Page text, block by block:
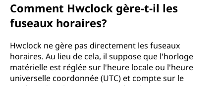
Comment Hwclock gère-t-il les
fuseaux horaires?
Hwclock ne gère pas directement les fuseaux
horaires. Au lieu de cela, il suppose que l'horloge
matérielle est réglée sur l'heure locale ou l'heure
universelle coordonnée (UTC) et compte sur le